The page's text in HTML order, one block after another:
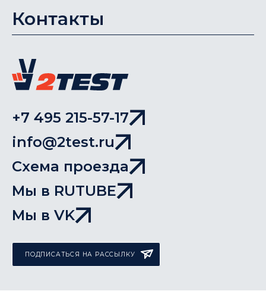
Контакты
+7 495 215-57-17
info@2test.ru
Схема проезда
Мы в RUTUBE
Мы в VK
ПОДПИСАТЬСЯ НА РАССЫЛКУ